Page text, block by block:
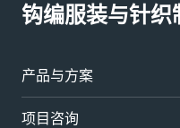
钩编服装与针织
产品与方案
项目咨询